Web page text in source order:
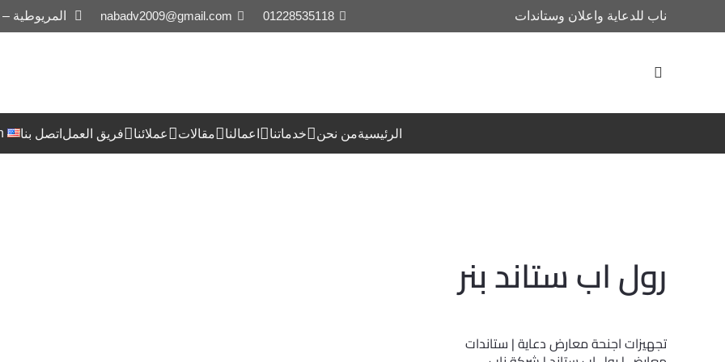
ناب للدعاية واعلان وستاندات 01228535118
nabadv2009@gmail.com المريوطية
الرئيسيةمن نحن خدماتنا اعمالنا مقالات عملائنا فريق العمل اتصل بنا
رول اب ستاند بنر
تجهيزات اجنحة معارض دعاية | ستاندات